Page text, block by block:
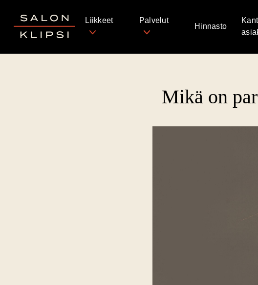
Salon Klipsi
Liikkeet Palvelut
Hinnasto
Mikä on